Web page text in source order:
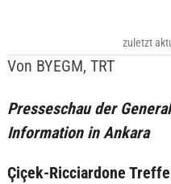
Von BYEGM, TRT
zuletzt
Presseschau der
Information in Ankara
Çiçek-Ricciardone